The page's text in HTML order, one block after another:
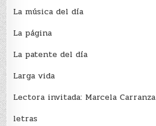
La música del día
La página
La patente del día
Larga vida
Lectora invitada: Marcela Carranza
letras